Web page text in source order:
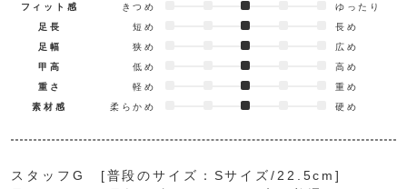
フィット感 きつめ
ゆったり
足長
短め
長め
足幅
狭め
広め
甲高
低め
高め
重さ
軽め
重め
素材感
柔らかめ 硬め
スタッフG [普段のサイズ：Sサイズ/22.5cm]